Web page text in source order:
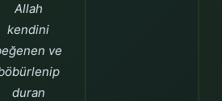
Allah
kendini
ve
duran